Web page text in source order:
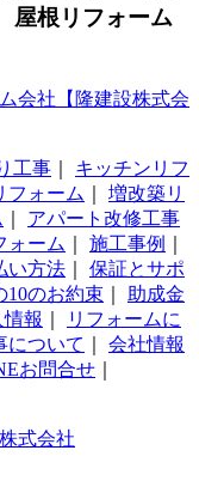
屋根リフォーム
会社【隆建設株式会
工事
キッチンリフ
フォーム
増改築リ
アパート改修工事
ォーム 施工事例
い方法
保証とサポ
10のお約束
助成金
報
リフォームに
について
会社情報
お問合せ